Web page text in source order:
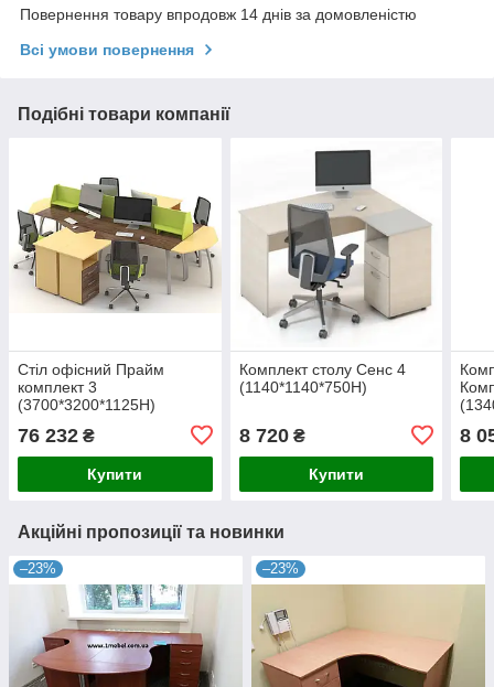
Повернення товару впродовж 14 днів за домовленістю
Всі умови повернення
Подібні товари компанії
Стіл офісний Прайм
комплект 3
(3700*3200*1125H)
76 232 ₴
Купити
Комплект столу Сенс 4
(1140*1140*750H)
8 720₴
Купити
8
Акційні пропозиції та новинки
–23% –23%